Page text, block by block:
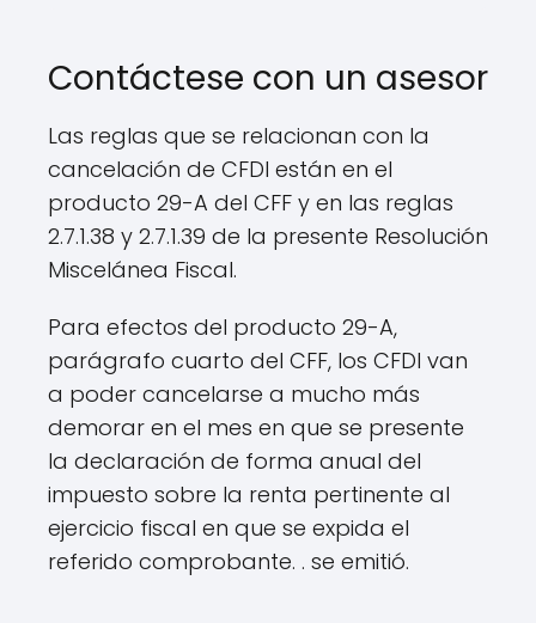
Contáctese con un asesor
Las reglas que se relacionan con la
cancelación de CFDI están en el
producto 29-A del CFF y en las reglas
2.7.1.38 y 2.7.1.39 de la presente Resolución
Miscelánea Fiscal.
Para efectos del producto 29-A,
parágrafo cuarto del CFF, los CFDI van
a poder cancelarse a mucho más
demorar en el mes en que se presente
la declaración de forma anual del
impuesto sobre la renta pertinente al
ejercicio fiscal en que se expida el
referido comprobante. . se emitió.